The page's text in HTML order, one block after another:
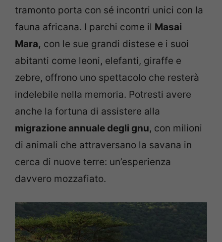
tramonto porta con sé incontri unici con la
fauna africana. I parchi come il Masai
Mara, con le sue grandi distese e i suoi
abitanti come leoni, elefanti, giraffe e
zebre, offrono uno spettacolo che resterà
indelebile nella memoria. Potresti avere
anche la fortuna di assistere alla
migrazione annuale degli gnu, con milioni
di animali che attraversano la savana in
cerca di nuove terre: un’esperienza
davvero mozzafiato.